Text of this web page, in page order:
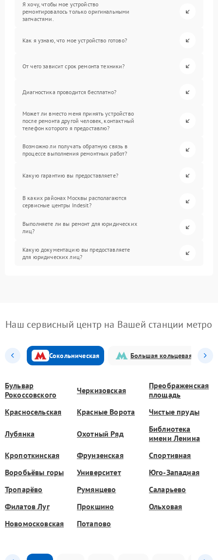
Я хочу, чтобы мое устройство
ремонтировалось только оригинальными
запчастями.
Как я узнаю, что мое устройство готово?
От чего зависит срок ремонта техники?
Диагностика проводится бесплатно?
Может ли вместо меня принять устройство
после ремонта другой человек, контактный
телефон которого я предоставлю?
Возможно ли получать обратную связь в
процессе выполнения ремонтных работ?
Какую гарантию вы предоставляете?
В каких районах Москвы располагаются
сервисные центры Indesit?
Выполняете ли вы ремонт для юридических
лиц?
Какую документацию вы предоставляете
для юридических лиц?
Наш сервисный центр на Вашей станции метро
Сокольническая Большая кольцевая
Бульвар
Рокоссовского
Черкизовская
Преображенская
площадь
Красносельская
Красные Ворота Чистые пруды
Лубянка Охотный Ряд
Библиотека
имени Ленина
Кропоткинская
Фрунзенская
Спортивная
Воробьёвы горы
Университет
Юго-Западная
Тропарёво
Румянцево
Саларьево
Филатов Луг
Прокшино
Ольховая
Новомосковская
Потапово